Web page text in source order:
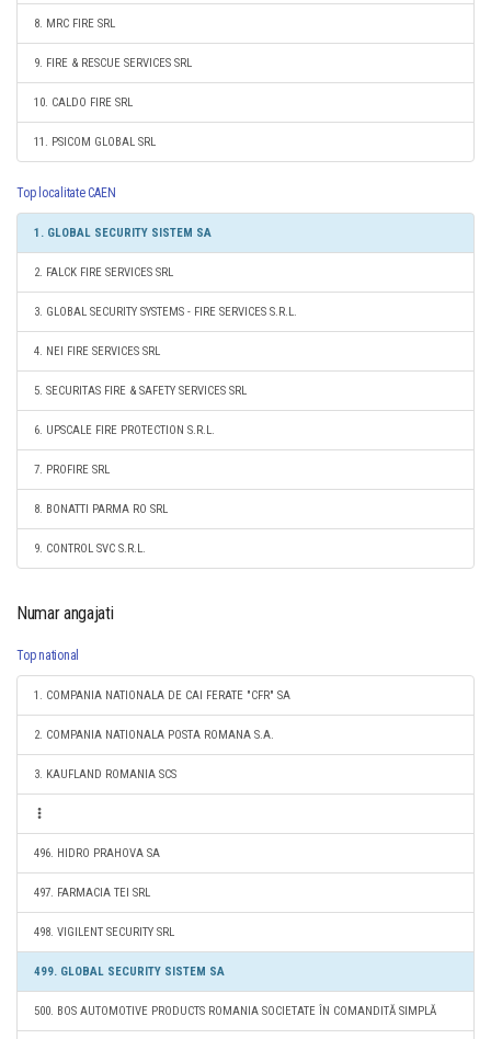
8. MRC FIRE SRL
9. FIRE & RESCUE SERVICES SRL
10. CALDO FIRE SRL
11. PSICOM GLOBAL SRL
Top localitate CAEN
1. GLOBAL SECURITY SISTEM SA
2. FALCK FIRE SERVICES SRL
3. GLOBAL SECURITY SYSTEMS - FIRE SERVICES S.R.L.
4. NEI FIRE SERVICES SRL
5. SECURITAS FIRE & SAFETY SERVICES SRL
6. UPSCALE FIRE PROTECTION S.R.L.
7. PROFIRE SRL
8. BONATTI PARMA RO SRL
9. CONTROL SVC S.R.L.
Numar angajati
Top national
1. COMPANIA NATIONALA DE CAI FERATE "CFR" SA
2. COMPANIA NATIONALA POSTA ROMANA S.A.
3. KAUFLAND ROMANIA SCS
496. HIDRO PRAHOVA SA
497. FARMACIA TEI SRL
498. VIGILENT SECURITY SRL
499. GLOBAL SECURITY SISTEM SA
500. BOS AUTOMOTIVE PRODUCTS ROMANIA SOCIETATE ÎN COMANDITĂ SIMPLĂ